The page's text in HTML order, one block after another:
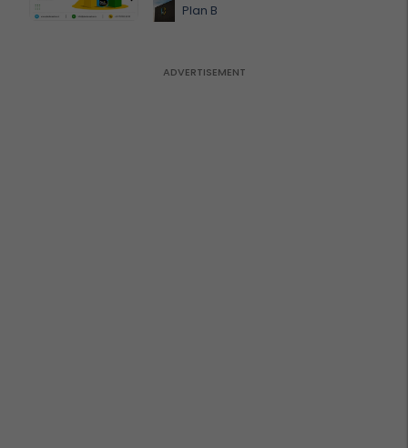
Plan B